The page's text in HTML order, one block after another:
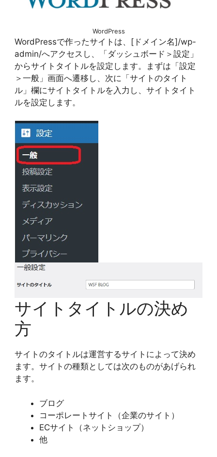
WordPress
WordPressで作ったサイトは、[ドメイン名]/wp-
admin/へアクセスし、「ダッシュボード＞設定」
からサイトタイトルを設定します。まずは「設定
＞一般」画面へ遷移し、次に「サイトのタイト
ル」欄にサイトタイトルを入力し、サイトタイト
ルを設定します。
サイトタイトルの決め
方
サイトのタイトルは運営するサイトによって決め
ます。サイトの種類としては次のものがあげられ
ます。
ブログ
コーポレートサイト（企業のサイト）
ECサイト（ネットショップ）
他